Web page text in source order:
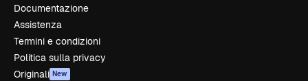
Documentazione
Assistenza
Termini e condizioni
Politica sulla privacy
Originali New